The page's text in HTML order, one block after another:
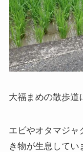
大福まめの散歩道
エビやオタマジャ
き物が生息してい